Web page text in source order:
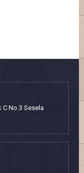
C No.3 Sesela